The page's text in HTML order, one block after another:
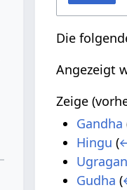
Die
Angezeigt
Zeige (
Gandha
Hingu (
Gudha (